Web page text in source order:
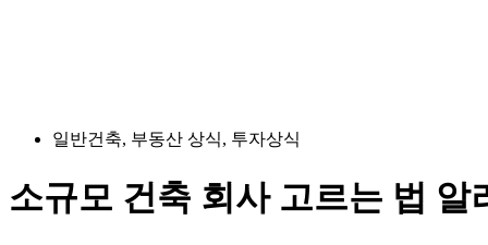
일반건축, 부동산 상식, 투자상식
소규모 건축 회사 고르는 법 알